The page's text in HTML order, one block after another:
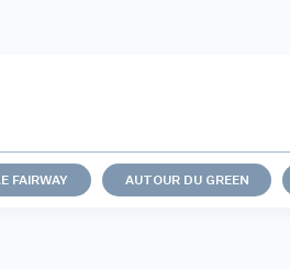
FAIRWAY AUTOUR DU GREEN